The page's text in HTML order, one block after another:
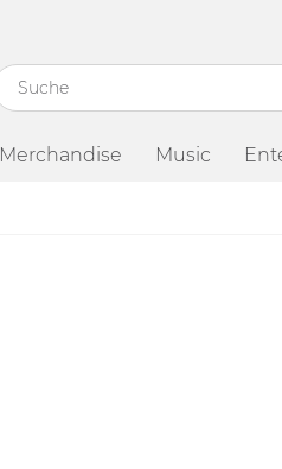
Merchandise Music